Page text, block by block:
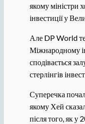
якому міністри
інвестиції у
Але DP World
Міжнародному
сподівається
стерлінгів
Суперечка
якому Хей
після того, як у